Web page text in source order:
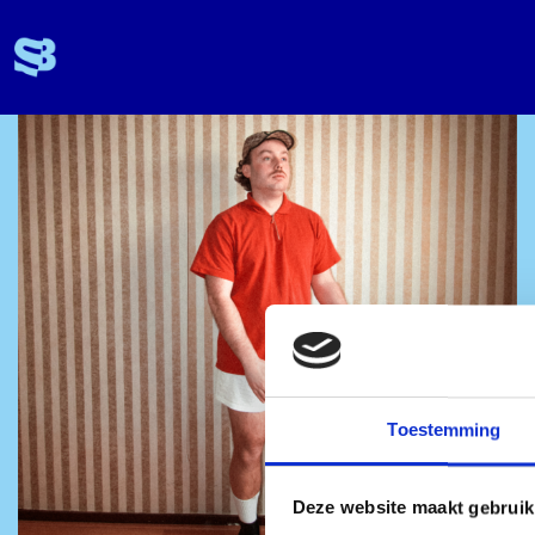
Toestemming
Deze website maakt